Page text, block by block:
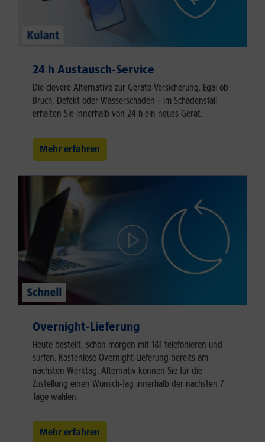
24 h Austausch-Service
Die clevere Alternative zur Geräte-Versicherung. Egal ob
Bruch, Defekt oder Wasserschaden – im Schadensfall
erhalten Sie innerhalb von 24 h ein neues Gerät.
Mehr erfahren
Overnight-Lieferung
Heute bestellt, schon morgen mit 1&1 telefonieren und
surfen. Kostenlose Overnight-Lieferung bereits am
nächsten Werktag. Alternativ können Sie für die
Zustellung einen Wunsch-Tag innerhalb der nächsten 7
Tage wählen.
Mehr erfahren